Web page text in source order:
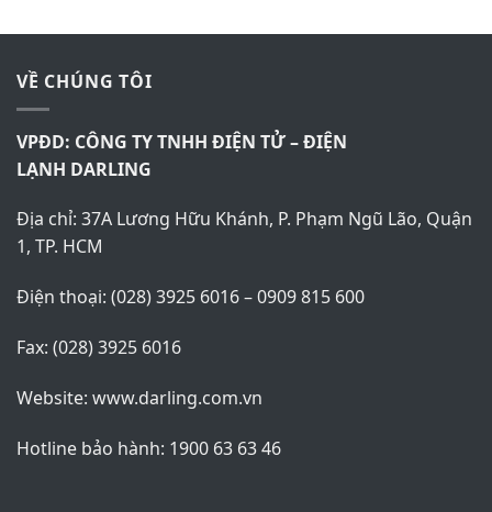
VỀ CHÚNG TÔI
VPĐD: CÔNG TY TNHH ĐIỆN TỬ – ĐIỆN
LẠNH DARLING
Địa chỉ: 37A Lương Hữu Khánh, P. Phạm Ngũ Lão, Quận
1, TP. HCM
Điện thoại: (028) 3925 6016 – 0909 815 600
Fax: (028) 3925 6016
Website: www.darling.com.vn
Hotline bảo hành: 1900 63 63 46